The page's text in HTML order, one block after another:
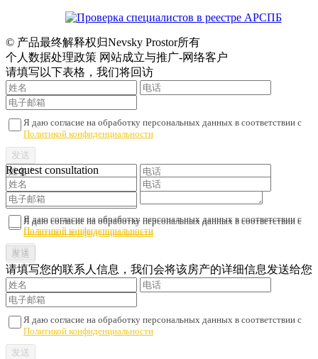
© 产品最终解释权归Nevsky Prostor所有
个人数据处理政策 网站成立与推广-网络客户
请填写以下表格，我们将回访
Я даю согласие на обработку персональных данных в соответствии с
Политикой конфиденциальности
Request consultation
Я даю согласие на обработку персональных данных в соответствии с
Политикой конфиденциальности
Я даю согласие на обработку персональных данных в соответствии с
Политикой конфиденциальности
请填写您的联系人信息，我们会将该房产的详细信息发送给您
Я даю согласие на обработку персональных данных в соответствии с
Политикой конфиденциальности